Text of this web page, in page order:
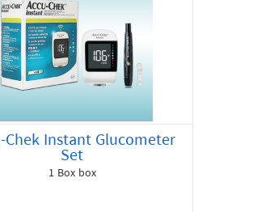
Chek Instant Glucometer
Set
1 Box box